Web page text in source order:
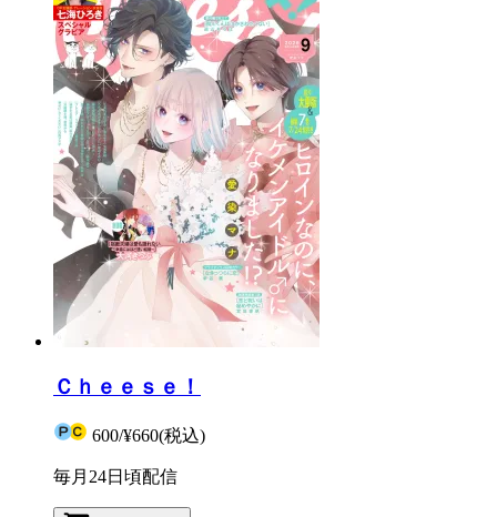
Ｃｈｅｅｓｅ！
600/¥660(税込)
毎月24日頃配信